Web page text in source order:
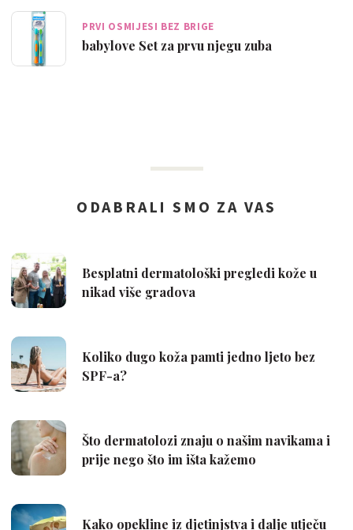
PRVI OSMIJESI BEZ BRIGE
babylove Set za prvu njegu zuba